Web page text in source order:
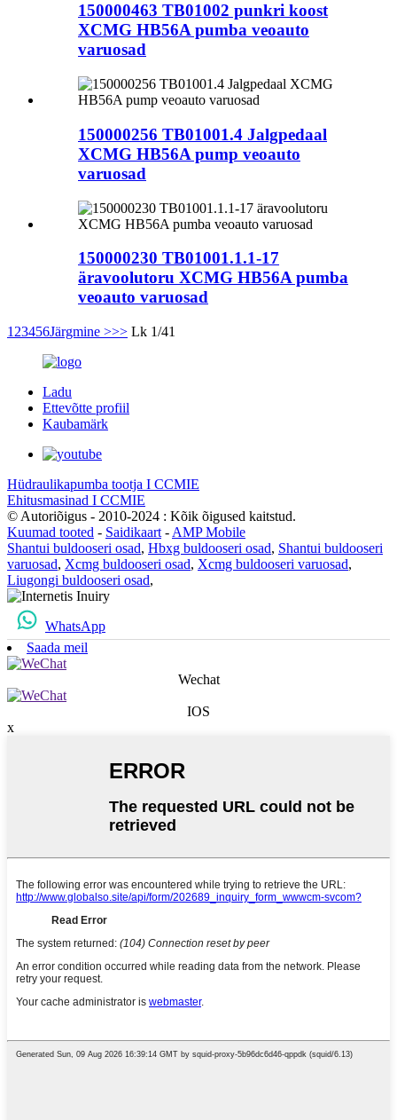
150000463 TB01002 punkri koost
XCMG HB56A pumba veoauto
varuosad
150000256 TB01001.4 Jalgpedaal
XCMG HB56A pump veoauto
varuosad
150000230 TB01001.1.1-17
äravoolutoru XCMG HB56A pumba
veoauto varuosad
1 23456Järgmine >>> Lk 1/41
Ladu
Ettevõtte profiil
Kaubamärk
Hüdraulikapumba tootja I CCMIE
Ehitusmasinad I CCMIE
© Autoriõigus - 2010-2024 : Kõik õigused kaitstud.
Kuumad tooted - Saidikaart - AMP Mobile
Shantui buldooseri osad, Hbxg buldooseri osad, Shantui buldooseri
varuosad, Xcmg buldooseri osad, Xcmg buldooseri varuosad,
Liugongi buldooseri osad,
WhatsApp
Saada meil
Wechat
IOS
x